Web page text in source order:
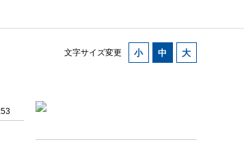
文字サイズ変更